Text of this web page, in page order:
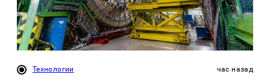
Технологии час назад